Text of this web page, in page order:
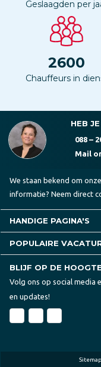
Geslaagden per
2600
Chauffeurs in
HEB
088 –
Mail
We staan bekend om
informatie? Neem direct
HANDIGE PAGINA'S
POPULAIRE
BLIJF OP DE HOOGTE
Volg ons op social media
en updates!
Sitemap